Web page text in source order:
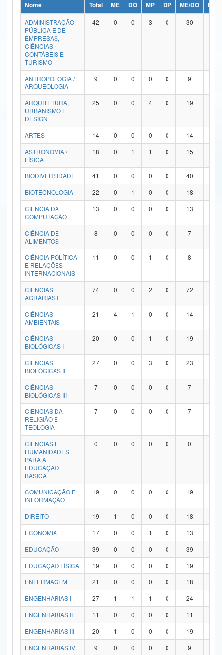
Ministério da Ciência, Tecnologia, Inovações e Comunicações
Ministério do Meio Ambiente
Ministério do Turismo
Ministério do Desenvolvimento Regional
Controladoria-Geral da União
Ministério da Mulher, da Família e dos Direitos Humanos
Secretaria de Governo
Advocacia-Geral da União
Banco Central do Brasil
Nome Total ME DO MP DP ME/DO
MP/
ADMINISTRAÇÃO
PÚBLICA E DE
EMPRESAS,
CIÊNCIAS
CONTÁBEIS E
TURISMO
42 0 0 3 0 30
ANTROPOLOGIA /
ARQUEOLOGIA
9 0 0 0 0 9
ARQUITETURA,
URBANISMO E
DESIGN
25 0 0 4 0 19
ARTES 14 0 0 0 0 14
ASTRONOMIA /
FÍSICA
18 0 1 1 0 15
BIODIVERSIDADE 41 0 0 0 0 40
BIOTECNOLOGIA
22 0 1 0 0 18
CIÊNCIA DA
COMPUTAÇÃO
13 0 0 0 0 13
CIÊNCIA DE
ALIMENTOS
8 0 0 0 0 7
CIÊNCIA POLÍTICA
E RELAÇÕES
INTERNACIONAIS
11 0 0 1 0 8
CIÊNCIAS
AGRÁRIAS I
74 0 0 2 0 72
CIÊNCIAS
AMBIENTAIS
21 4 1 0 0 14
CIÊNCIAS
BIOLÓGICAS I
20 0 0 1 0 19
CIÊNCIAS
BIOLÓGICAS II
27 0 0 3 0 23
CIÊNCIAS
BIOLÓGICAS III
7 0 0 0 0 7
CIÊNCIAS DA
RELIGIÃO E
TEOLOGIA
7 0 0 0 0 7
CIÊNCIAS E
HUMANIDADES
PARA A
EDUCAÇÃO
BÁSICA
0 0 0 0 0 0
COMUNICAÇÃO E
INFORMAÇÃO
19 0 0 0 0 19
DIREITO 19 1 0 0 0 18
ECONOMIA
17 0 0 1 0 13
EDUCAÇÃO
39 0 0 0 0 39
EDUCAÇÃO FÍSICA
19 0 0 0 0 19
ENFERMAGEM
21 0 0 0 0 18
ENGENHARIAS I
27 1 1 1 0 24
ENGENHARIAS II
11 0 0 0 0 11
ENGENHARIAS III
20 1 0 0 0 19
ENGENHARIAS IV
9 0 0 0 0 9